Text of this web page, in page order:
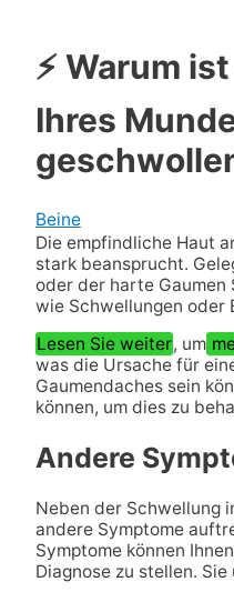
⚡ Warum
Ihres
Beine
Die empfindliche Haut
stark beansprucht.
oder der harte Gaumen
wie Schwellungen oder
Lesen Sie weiter, um
was die Ursache für
Gaumendaches sein
können, um dies zu
Andere
Neben der Schwellung
andere Symptome
Symptome können
Diagnose zu stellen. Sie